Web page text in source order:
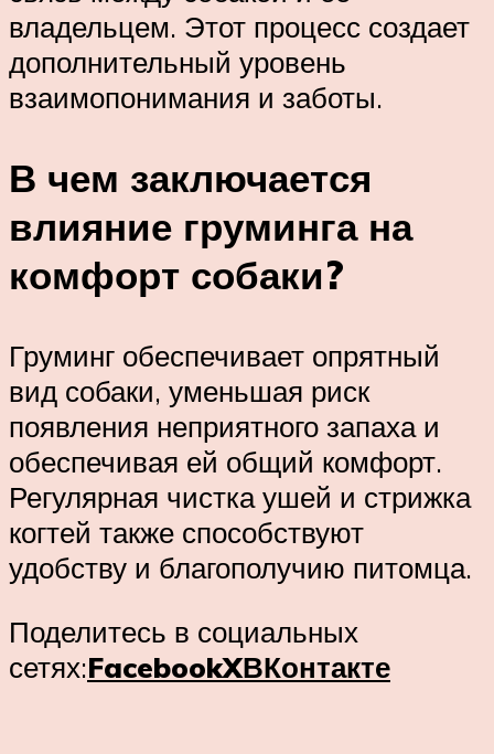
владельцем. Этот процесс создает
дополнительный уровень
взаимопонимания и заботы.
В чем заключается
влияние груминга на
комфорт собаки?
Груминг обеспечивает опрятный
вид собаки, уменьшая риск
появления неприятного запаха и
обеспечивая ей общий комфорт.
Регулярная чистка ушей и стрижка
когтей также способствуют
удобству и благополучию питомца.
Поделитесь в социальных
сетях:FacebookXВКонтакте